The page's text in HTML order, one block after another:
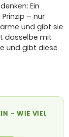
Ein
– nur
und gibt sie
dasselbe mit
und gibt diese
– WIE VIEL